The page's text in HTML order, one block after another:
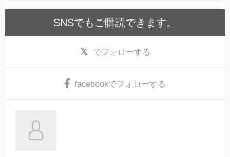
SNSでもご購読できます。
でフォローする
facebookでフォローする